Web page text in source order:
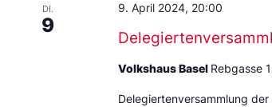
DI.
9
9. April 2024, 20:00
Volkshaus Basel Rebgasse
Delegiertenversammlung